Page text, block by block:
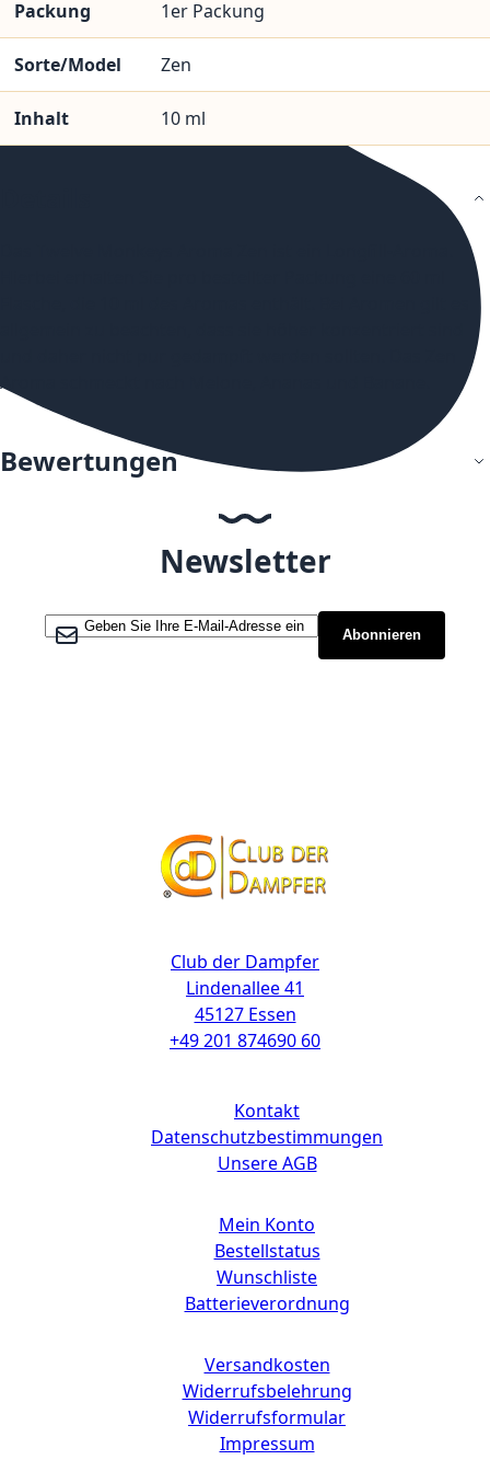
Packung 1er Packung
Sorte/Model Zen
Inhalt 10 ml
Aroma schmeckt nach Melone, Ananas und Banane.
Bewertungen
Newsletter
Melden Sie sich für unseren Newsletter an:
Abonnieren
Club der Dampfer
Lindenallee 41
45127 Essen
+49 201 874690 60
Kontakt
Datenschutzbestimmungen
Unsere AGB
Mein Konto
Bestellstatus
Wunschliste
Batterieverordnung
Versandkosten
Widerrufsbelehrung
Widerrufsformular
Impressum